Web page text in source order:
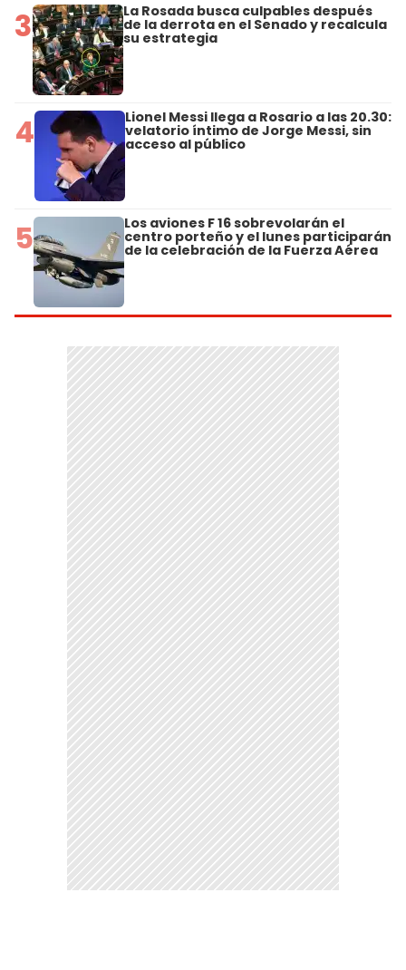
3 La Rosada busca culpables después
de la derrota en el Senado y recalcula
su estrategia
4 Lionel Messi llega a Rosario a las 20.30:
velatorio íntimo de Jorge Messi, sin
acceso al público
5 Los aviones F 16 sobrevolarán el
centro porteño y el lunes participarán
de la celebración de la Fuerza Aérea